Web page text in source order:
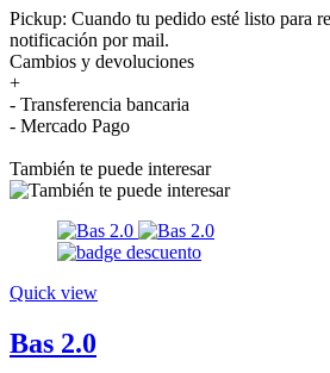
Pickup: Cuando tu pedido esté listo para
notificación por mail.
Cambios y devoluciones
+
- Transferencia bancaria
- Mercado Pago
También te puede interesar
Quick view
Bas 2.0